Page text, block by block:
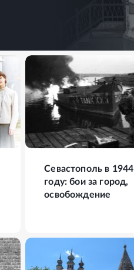
41ФОТО
Севастополь в 1944
году: бои за город,
освобождение